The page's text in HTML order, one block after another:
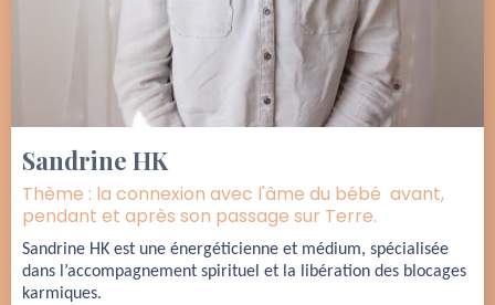
Sandrine HK
Thème : la connexion avec l'âme du bébé avant,
pendant et après son passage sur Terre.
Sandrine HK est une énergéticienne et médium, spécialisée
dans l’accompagnement spirituel et la libération des blocages
karmiques.